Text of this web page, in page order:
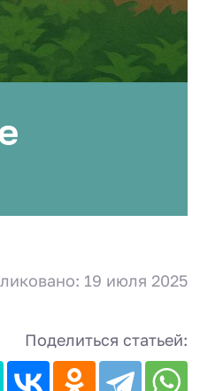
19 июля 2025
Поделиться статьей: